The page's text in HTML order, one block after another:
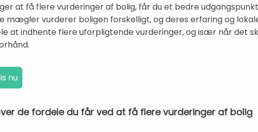
at få flere vurderinger af bolig, får du et bedre
mægler vurderer boligen forskelligt, og deres erfaring og
at indhente flere uforpligtende vurderinger, og især når det
de fordele du får ved at få flere vurderinger af bolig